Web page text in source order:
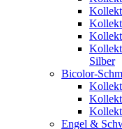
Silber
Bicolor-
Engel &